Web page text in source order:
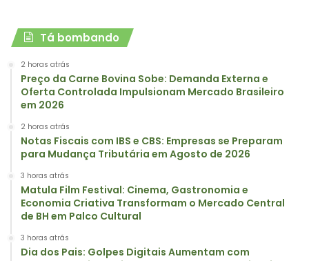
Tá bombando
2 horas atrás
Preço da Carne Bovina Sobe: Demanda Externa e
Oferta Controlada Impulsionam Mercado Brasileiro
em 2026
2 horas atrás
Notas Fiscais com IBS e CBS: Empresas se Preparam
para Mudança Tributária em Agosto de 2026
3 horas atrás
Matula Film Festival: Cinema, Gastronomia e
Economia Criativa Transformam o Mercado Central
de BH em Palco Cultural
3 horas atrás
Dia dos Pais: Golpes Digitais Aumentam com